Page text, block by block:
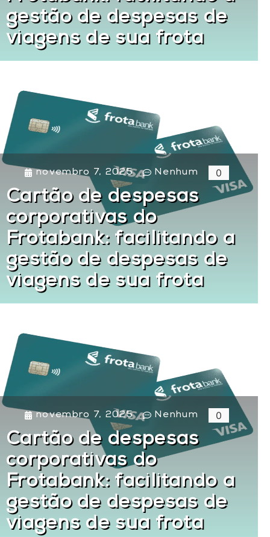
gestão de despesas de
viagens de sua frota
novembro 7, 2025 Nenhum 0
Cartão de despesas
corporativas do
Frotabank: facilitando a
gestão de despesas de
viagens de sua frota
novembro 7, 2025 Nenhum 0
Cartão de despesas
corporativas do
Frotabank: facilitando a
gestão de despesas de
viagens de sua frota